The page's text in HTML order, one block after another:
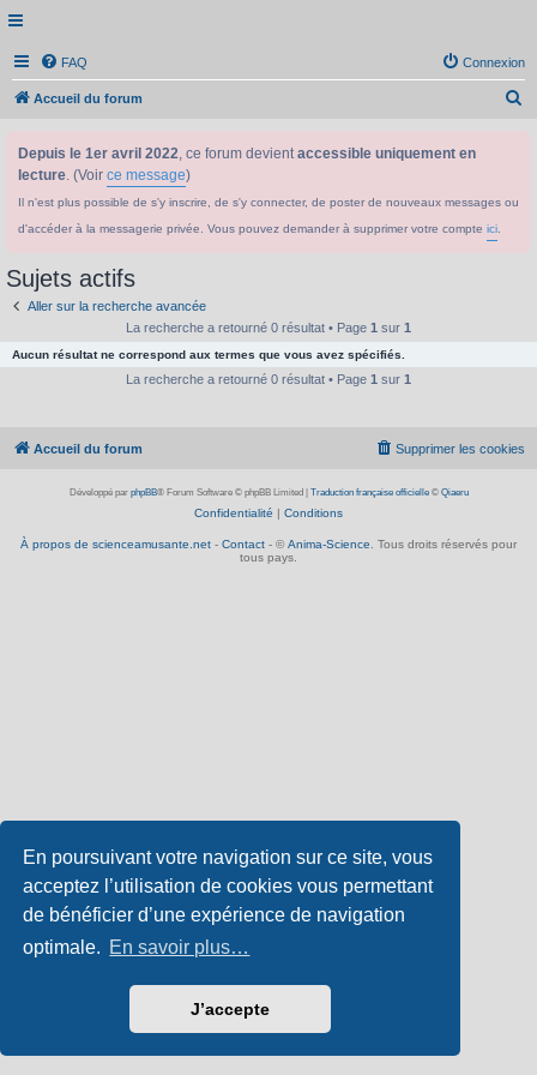
En poursuivant votre navigation sur ce site, vous
acceptez l’utilisation de cookies vous permettant
de bénéficier d’une expérience de navigation
optimale. En savoir plus…
J’accepte
FAQ Connexion
Accueil du forum
Depuis le 1er avril 2022, ce forum devientaccessible uniquement en
lecture. (Voir ce message)
Il n'est plus possible de s'y inscrire, de s'y connecter, de poster de nouveaux messages ou
d'accéder à la messagerie privée. Vous pouvez demander à supprimer votre compte ici
Sujets actifs
Aller sur la recherche avancée
La recherche a retourné 0 résultat • Page 1 sur 1
Aucun résultat ne correspond aux termes que vous avez spécifiés.
La recherche a retourné 0 résultat • Page 1 sur 1
Accueil du forum Supprimer les cookies
Développé par phpBB® Forum Software © phpBB Limited Traduction française officielle© Qiaeru
Confidentialité | Conditions
À propos de scienceamusante.net - Contact - © Anima-Science. Tous droits réservés pour
tous pays.